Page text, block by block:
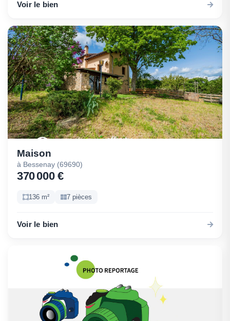
Voir le bien
Maison
à Bessenay (69690)
370 000 €
136 m² 7 pièces
Voir le bien